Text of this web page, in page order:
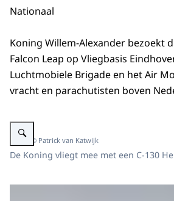
Nationaal
Koning Willem-Alexander bezoekt
Falcon Leap op Vliegbasis
Luchtmobiele Brigade en het Air
vracht en parachutisten boven
Vergroot afbeelding Koning aanwezig bij para-
Beeld: © Patrick van Katwijk
De Koning vliegt mee met een C-130